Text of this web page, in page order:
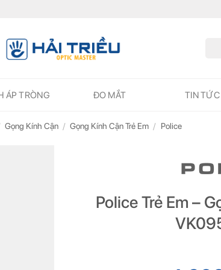
ÁP TRÒNG ĐO MẮT TIN TỨC
Gọng Kính Cận / Gọng Kính Cận Trẻ Em / Police
Police Trẻ Em –
KÝ NGAY ĐỂ NHẬN
KÝ NGAY ĐỂ NHẬN